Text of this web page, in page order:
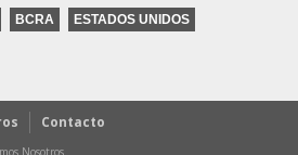
BCRA ESTADOS UNIDOS
Contacto